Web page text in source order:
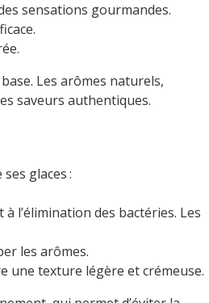
sensations gourmandes.
Les arômes naturels,
saveurs authentiques.
glaces :
l’élimination des bactéries. Les
les arômes.
une texture légère et crémeuse.